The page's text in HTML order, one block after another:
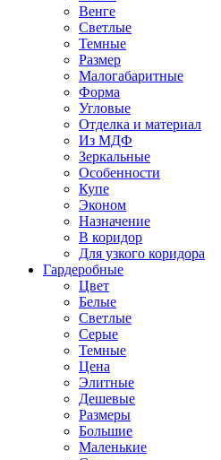
Венге
Светлые
Темные
Размер
Малогабаритные
Форма
Угловые
Отделка и материал
Из МДФ
Зеркальные
Особенности
Купе
Эконом
Назначение
В коридор
Для узкого коридора
Гардеробные
Цвет
Белые
Светлые
Серые
Темные
Цена
Элитные
Дешевые
Размеры
Большие
Маленькие